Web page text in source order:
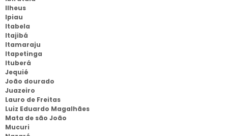
Ilheus
Ipiau
Itabela
Itajibá
Itamaraju
Itapetinga
Ituberá
Jequié
João dourado
Juazeiro
Lauro de Freitas
Luiz Eduardo Magalhães
Mata de são João
Mucuri